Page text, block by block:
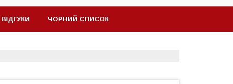
ВІДГУКИ ЧОРНИЙ СПИСОК